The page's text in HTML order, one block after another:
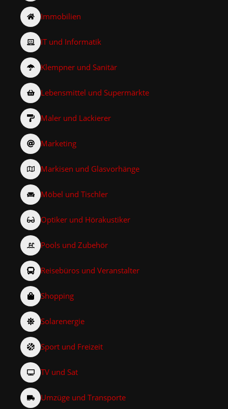
Immobilien
IT und Informatik
Klempner und Sanitär
Lebensmittel und Supermärkte
Maler und Lackierer
Marketing
Markisen und Glasvorhänge
Möbel und Tischler
Optiker und Hörakustiker
Pools und Zubehör
Reisebüros und Veranstalter
Shopping
Solarenergie
Sport und Freizeit
TV und Sat
Umzüge und Transporte